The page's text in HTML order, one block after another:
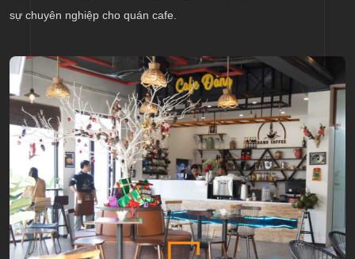
sự chuyên nghiệp cho quán cafe.